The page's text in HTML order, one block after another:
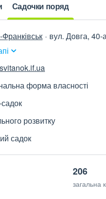
Садочки поряд
Франківськ
вул. Довга, 40-
форма власності
розвитку
садок
206
загальна